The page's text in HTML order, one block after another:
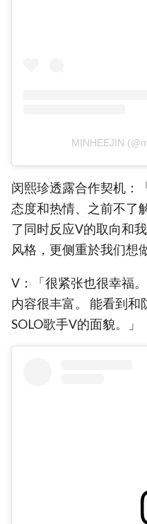
MINHEEJIN
闵熙珍透露合作契机：
态度和热情、之前不了
了同时反应V的取向和
风格，更侧重於我们想
V：「很紧张也很幸福
内容很丰富。 能看到和
SOLO歌手V的面貌。」